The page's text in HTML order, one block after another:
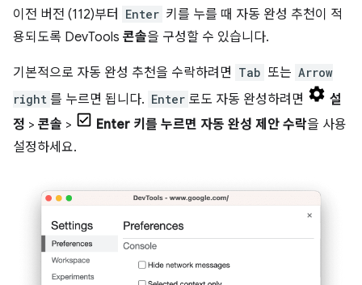
이전 버전 (112)부터 Enter 키를 누를 때 자동 완성 추천이 적
용되도록 DevTools 콘솔을 구성할 수 있습니다.
기본적으로 자동 완성 추천을 수락하려면 Tab 또는 Arrow
right 를 누르면 됩니다. Enter 로도 자동 완성하려면
설
정 > 콘솔 > Enter 키를 누르면 자동 완성 제안 수락을 사용
설정하세요.